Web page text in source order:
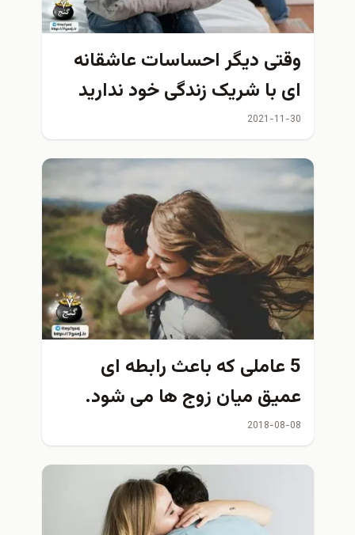
وقتی دیگر احساسات عاشقانه
ای با شریک زندگی خود ندارید
چه کاری باید انجام دهید؟
2021-11-30
5 عاملی که باعث رابطه ای
عمیق میان زوج ها می شود.
2018-08-08